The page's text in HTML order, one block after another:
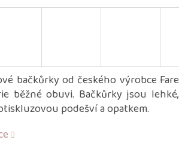
bačkůrky od českého výrobce Fare
běžné obuvi. Bačkůrky jsou lehké,
podešví a opatkem.